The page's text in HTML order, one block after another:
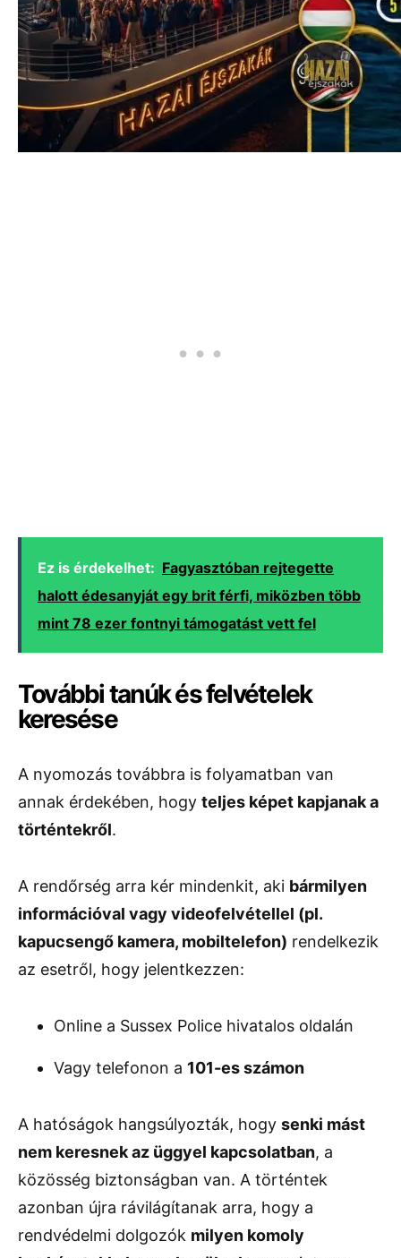
Ez is érdekelhet: Fagyasztóban rejtegette
halott édesanyját egy brit férfi, miközben több
mint 78 ezer fontnyi támogatást vett fel
További tanúk és felvételek
keresése
A nyomozás továbbra is folyamatban van
annak érdekében, hogy teljes képet kapjanak a
történtekről.
A rendőrség arra kér mindenkit, aki bármilyen
információval vagy videofelvétellel (pl.
kapucsengő kamera, mobiltelefon) rendelkezik
az esetről, hogy jelentkezzen:
Online a Sussex Police hivatalos oldalán
Vagy telefonon a 101-es számon
A hatóságok hangsúlyozták, hogy senki mást
nem keresnek az üggyel kapcsolatban, a
közösség biztonságban van. A történtek
azonban újra rávilágítanak arra, hogy a
rendvédelmi dolgozók milyen komoly